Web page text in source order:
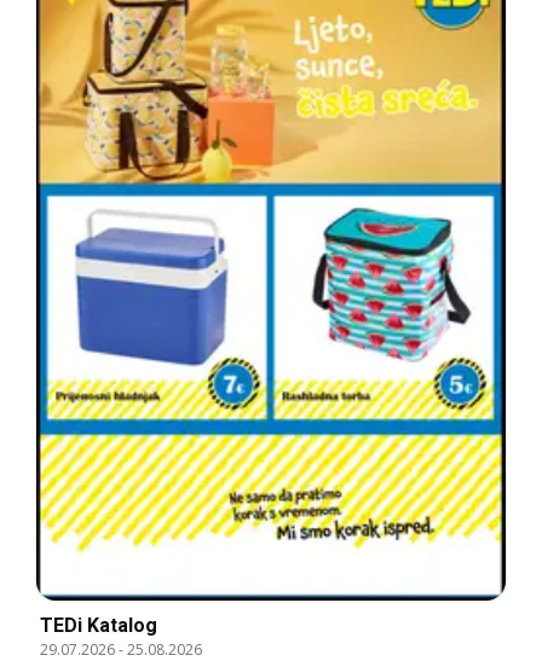
TEDi Katalog
29.07.2026-25.08.2026